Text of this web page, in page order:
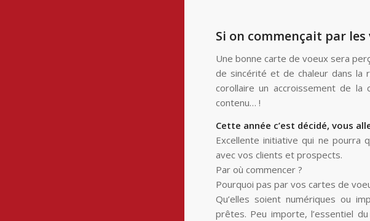
Si on commençait par les
Une bonne carte de voeux sera
de sincérité et de chaleur dans la
corollaire un accroissement de la
contenu… !
Cette année c’est décidé, vous
Excellente initiative qui ne pourra
avec vos clients et prospects.
Par où commencer ?
Pourquoi pas par vos cartes de
Qu’elles soient numériques ou
prêtes. Peu importe, l’essentiel